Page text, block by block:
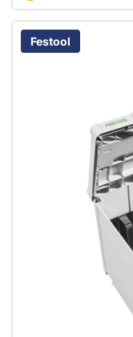
Festool